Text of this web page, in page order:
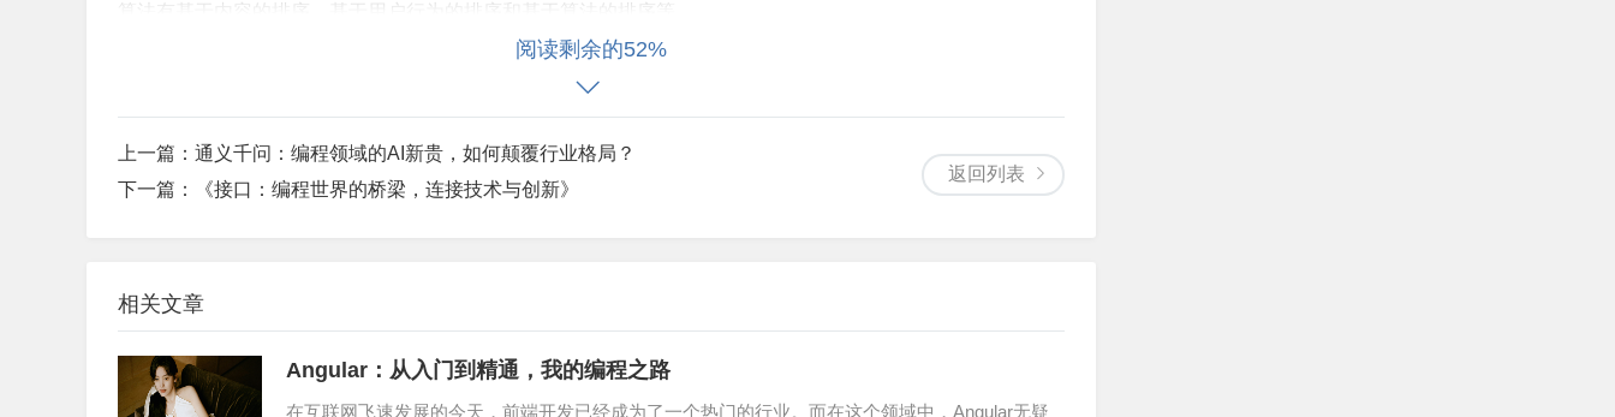
算法有基于内容的排序、基于用户行为的排序和基于算法的排序等。
的搜索结果。例如，当用户输入“北京天气”时，搜索引擎会自动识别出用户想要了解的是北京的天气预报，而不
是其他与北京相关的信息。
1. 百度
作为我国最大的搜索引擎，百度凭借其强大的技术实力和庞大的用户群体，在市场上占据着绝对的优势。近年
阅读剩余的52%
返回列表
上一篇： 通义千问：编程领域的AI新贵，如何颠覆行业格局？
下一篇：
《接口：编程世界的桥梁，连接技术与创新》
相关文章
Angular：从入门到精通，我的编程之路
在互联网飞速发展的今天，前端开发已经成为了一个热门的行业。而在这个领域中，Angular无疑